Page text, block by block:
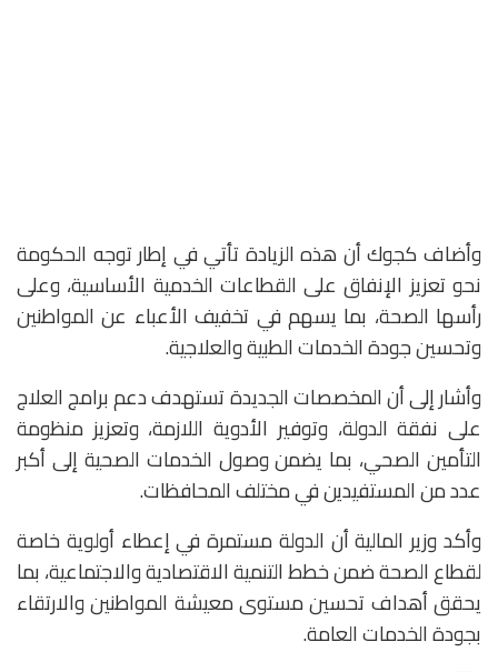
وأضاف كجوك أن هذه الزيادة تأتي في إطار توجه الحكومة
نحو تعزيز الإنفاق على القطاعات الخدمية الأساسية، وعلى
رأسها الصحة، بما يسهم في تخفيف الأعباء عن المواطنين
وتحسين جودة الخدمات الطبية والعلاجية.
وأشار إلى أن المخصصات الجديدة تستهدف دعم برامج العلاج
على نفقة الدولة، وتوفير الأدوية اللازمة، وتعزيز منظومة
التأمين الصحي، بما يضمن وصول الخدمات الصحية إلى أكبر
عدد من المستفيدين في مختلف المحافظات.
وأكد وزير المالية أن الدولة مستمرة في إعطاء أولوية خاصة
لقطاع الصحة ضمن خطط التنمية الاقتصادية والاجتماعية، بما
يحقق أهداف تحسين مستوى معيشة المواطنين والارتقاء
بجودة الخدمات العامة.